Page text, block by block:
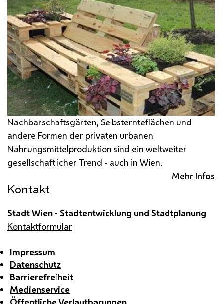
Nachbarschaftsgärten, Selbsternteflächen und
andere Formen der privaten urbanen
Nahrungsmittelproduktion sind ein weltweiter
gesellschaftlicher Trend - auch in Wien.
Mehr Infos
Kontakt
Stadt Wien - Stadtentwicklung und Stadtplanung
Kontaktformular
Impressum
Datenschutz
Barrierefreiheit
Medienservice
Öffentliche Verlautbarungen